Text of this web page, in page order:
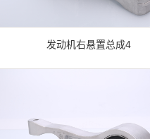
发动机右悬置总成4